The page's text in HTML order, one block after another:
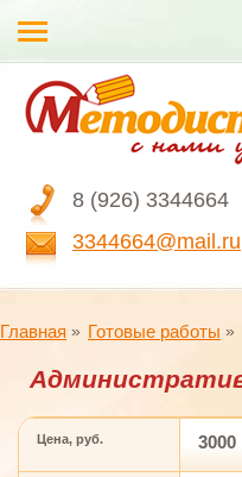
8 (926) 3344664
3344664@mail.ru
Главная Готовые работы
Цена, руб. 3000